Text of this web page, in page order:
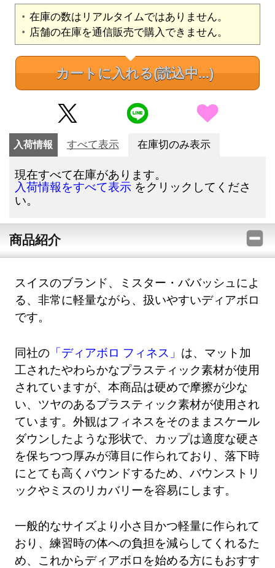
在庫の数はリアルタイムではありません。
店舗の在庫を通信販売で購入できません。
カートに入れる(読込中...)
入荷情報 すべて表示 在庫切のみ表示
現在すべて在庫があります。
入荷情報をすべて表示 をクリックしてくださ
い。
商品紹介
スイスのブランド、ミスター・ババッシュによ
る、非常に軽量ながら、扱いやすいディアボロ
です。
同社の 「ディアボロ フィネス」 は、マット加
工されたやわらかなプラスティック素材が使用
されていますが、本商品は硬めで摩擦が少な
い、ツヤのあるプラスティック素材が使用され
ています。外観はフィネスをそのままスケール
ダウンしたような形状で、カップは適度な硬さ
を保ちつつ厚みが薄目に作られており、落下時
にとても高くバウンドするため、バウンストリ
ックやミスのリカバリーを容易にします。
一般的なサイズより小さ目かつ軽量に作られて
おり、練習時の体への負担を減らしてくれるた
め、これからディアボロを始める方にもおすす